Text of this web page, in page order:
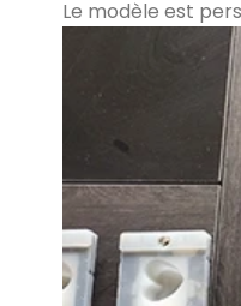
Le modèle est